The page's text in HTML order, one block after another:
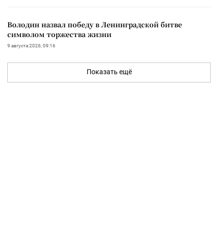
Володин назвал победу в Ленинградской битве
символом торжества жизни
9 августа 2026, 09:16
Показать ещё